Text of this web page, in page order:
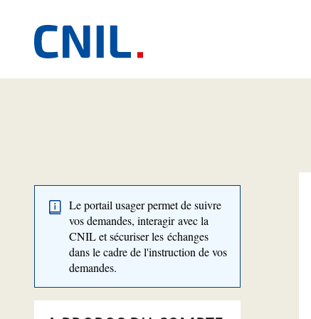
Le portail usager permet de suivre
vos demandes, interagir avec la
CNIL et sécuriser les échanges
dans le cadre de l'instruction de vos
demandes.